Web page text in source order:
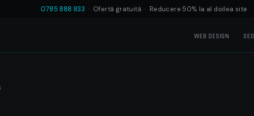
0785 888 833 · Ofertă gratuită · Reducere 50% la al doilea site
WEB DESIGN SEO